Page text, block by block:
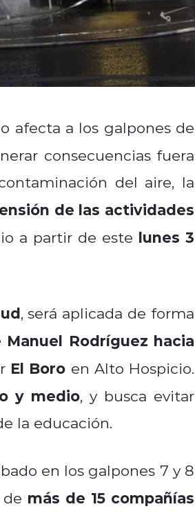
afecta a los galpones de
consecuencias fuera
del aire, la
de las actividades
a partir de este lunes 3
, será aplicada de forma
Rodríguez hacia
El Boro en Alto Hospicio.
y medio, y busca evitar
la educación.
en los galpones 7 y 8
más de 15 compañías